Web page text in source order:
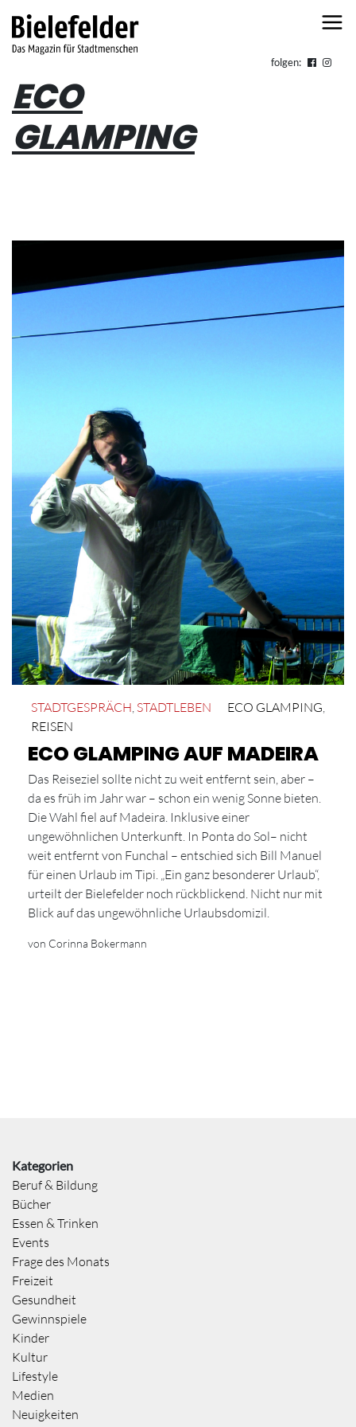
folgen:
ECO
GLAMPING
STADTGESPRÄCH STADTLEBEN ECO GLAMPING
REISEN
ECO GLAMPING AUF MADEIRA
Das Reiseziel sollte nicht zu weit entfernt sein, aber –
da es früh im Jahr war – schon ein wenig Sonne bieten.
Die Wahl fiel auf Madeira. Inklusive einer
ungewöhnlichen Unterkunft. In Ponta do Sol– nicht
weit entfernt von Funchal – entschied sich Bill Manuel
für einen Urlaub im Tipi. „Ein ganz besonderer Urlaub“,
urteilt der Bielefelder noch rückblickend. Nicht nur mit
Blick auf das ungewöhnliche Urlaubsdomizil.
von Corinna Bokermann
Kategorien
Beruf & Bildung
Bücher
Essen & Trinken
Events
Frage des Monats
Freizeit
Gesundheit
Gewinnspiele
Kinder
Kultur
Lifestyle
Medien
Neuigkeiten